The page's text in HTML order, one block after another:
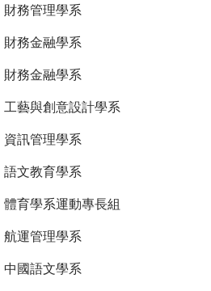
財務管理學系
財務金融學系
財務金融學系
工藝與創意設計學系
資訊管理學系
語文教育學系
體育學系運動專長組
航運管理學系
中國語文學系